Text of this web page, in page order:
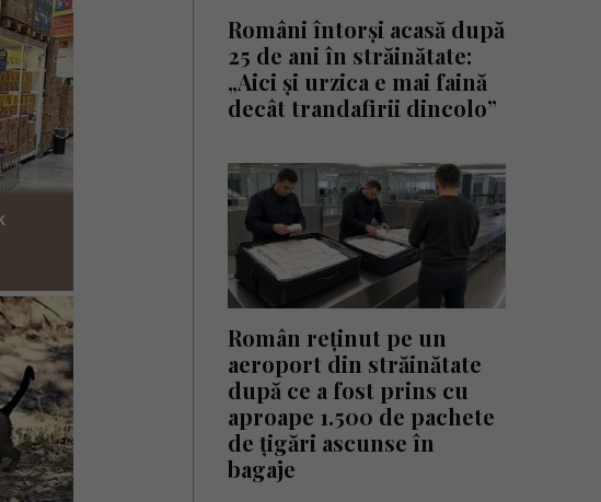
Români întorși acasă după
25 de ani în străinătate:
„Aici și urzica e mai faină
decât trandafirii dincolo”
Român reținut pe un
aeroport din străinătate
după ce a fost prins cu
aproape 1.500 de pachete
de țigări ascunse în
bagaje